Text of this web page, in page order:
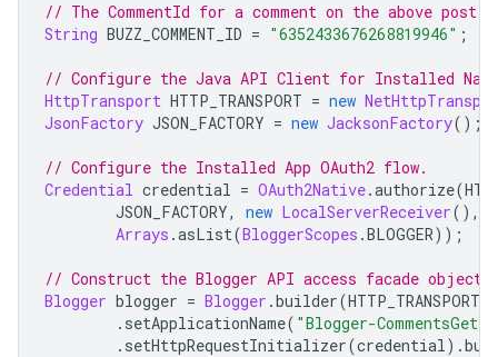
// The CommentId for a comment on the above post.
String BUZZ_COMMENT_ID = "6352433676268819946" ;
// Configure the Java API Client for Installed
HttpTransport HTTP_TRANSPORT = new
JsonFactory JSON_FACTORY = new JacksonFactory();
// Configure the Installed App OAuth2 flow.
Credential credential = OAuth2Native.authorize(
JSON_FACTORY, new LocalServerReceiver(),
Arrays .asList(BloggerScopes .BLOGGER));
// Construct the Blogger API access facade object.
Blogger blogger = Blogger .builder(HTTP_TRANSPORT
. setApplicationName( "Blogger-
. setHttpRequestInitializer(credential).